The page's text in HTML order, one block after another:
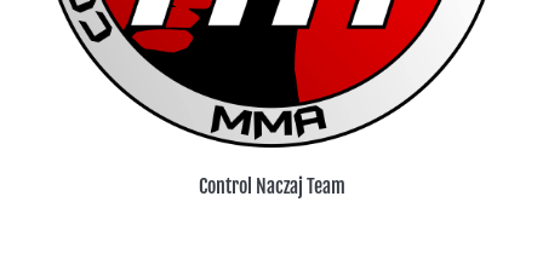
Control Naczaj Team